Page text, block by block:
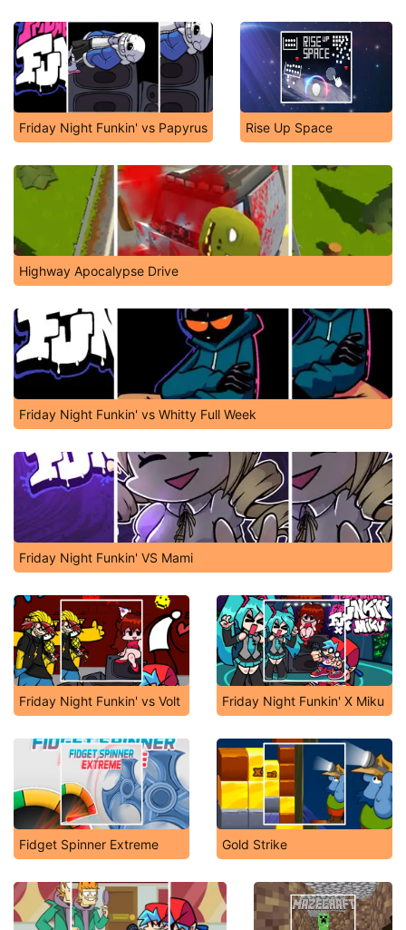
Friday Night Funkin' vs Papyrus Rise Up Space
Highway Apocalypse Drive
Friday Night Funkin' vs Whitty Full Week
Friday Night Funkin' VS Mami
Friday Night Funkin' vs Volt Friday Night Funkin' X Miku
Fidget Spinner Extreme Gold Strike